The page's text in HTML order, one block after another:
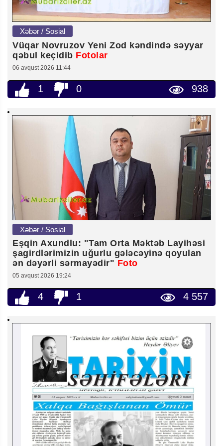
Xəbər / Sosial
Vüqar Novruzov Yeni Zod kəndində səyyar
qəbul keçidib Fotolar
06 avqust 2026 11:44
1 0 938
Xəbər / Sosial
Eşqin Axundlu: "Tam Orta Məktəb Layihəsi
şagirdlərimizin uğurlu gələcəyinə qoyulan
ən dəyərli sərmayədir" Foto
05 avqust 2026 19:24
4 1 4 557